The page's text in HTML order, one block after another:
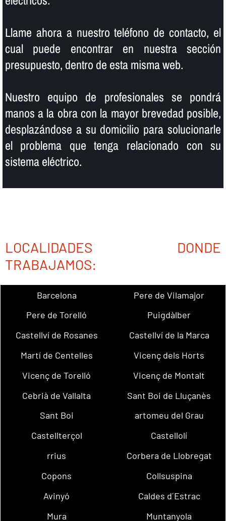
Llame ahora a nuestro teléfono de contacto, el
cual puede encontrar en nuestra sección
presupuesto, dentro de esta misma web.
Nuestro equipo de profesionales se pondrá
manos a la obra con la mayor brevedad posible,
desplazándose a su domicilio para solucionarle
el problema que tenga relacionado con su
sistema eléctrico.
LOCALIDADES DONDE
TRABAJAMOS:
Barcelona
Pere de Vilamajor
Pere de Torelló
Puigdàlber
Castellví de Rosanes
Castellví de la Marca
Martí de Centelles
Vicenç dels Horts
Vicenç de Torelló
Vicenç de Montalt
Cebrià de Vallalta
Sant Boi de Lluçanès
Sant Boi
artomeu del Grau
Castellterçol
Castellolí
rrius
Corbera de Llobregat
Copons
Collsuspina
Avinyó
Caldes d´Estrac
Mura
Muntanyola